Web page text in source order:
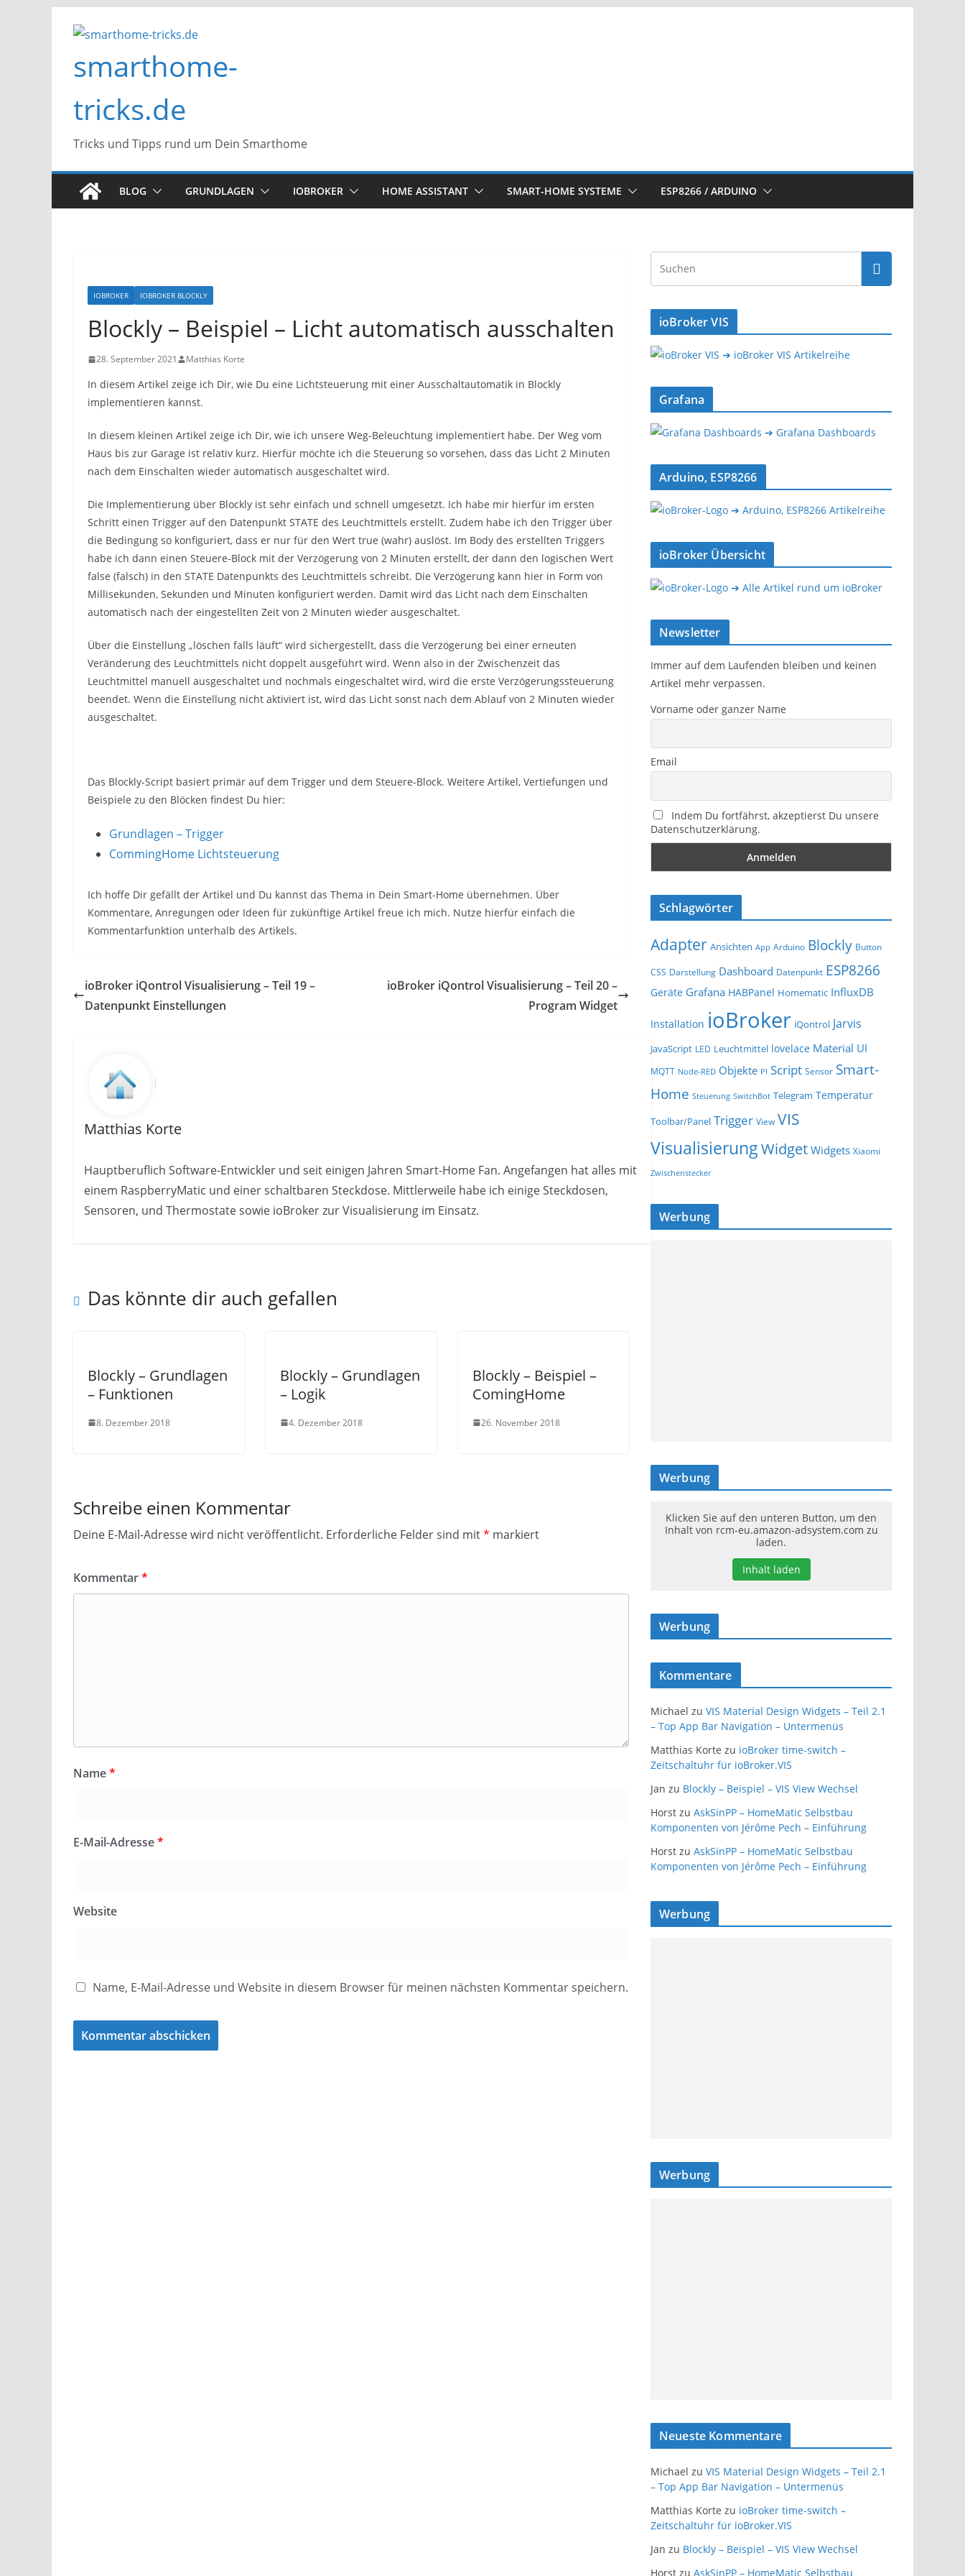
Inhalt
smarthome-
tricks.de
Tricks und Tipps rund um Dein Smarthome
BLOG GRUNDLAGEN IOBROKER HOME ASSISTANT SMART-HOME SYSTEME ESP8266 / ARDUINO
IOBROKER IOBROKER BLOCKLY
Blockly – Beispiel – Licht automatisch ausschalten
28. September 2021 Matthias Korte
In diesem Artikel zeige ich Dir, wie Du eine Lichtsteuerung mit einer Ausschaltautomatik in Blockly
implementieren kannst.
In diesem kleinen Artikel zeige ich Dir, wie ich unsere Weg-Beleuchtung implementiert habe. Der Weg vom
Haus bis zur Garage ist relativ kurz. Hierfür möchte ich die Steuerung so vorsehen, dass das Licht 2 Minuten
nach dem Einschalten wieder automatisch ausgeschaltet wird.
Die Implementierung über Blockly ist sehr einfach und schnell umgesetzt. Ich habe mir hierfür im ersten
Schritt einen Trigger auf den Datenpunkt STATE des Leuchtmittels erstellt. Zudem habe ich den Trigger über
die Bedingung so konfiguriert, dass er nur für den Wert true (wahr) auslöst. Im Body des erstellten Triggers
habe ich dann einen Steuere-Block mit der Verzögerung von 2 Minuten erstellt, der dann den logischen Wert
false (falsch) in den STATE Datenpunkts des Leuchtmittels schreibt. Die Verzögerung kann hier in Form von
Millisekunden, Sekunden und Minuten konfiguriert werden. Damit wird das Licht nach dem Einschalten
automatisch nach der eingestellten Zeit von 2 Minuten wieder ausgeschaltet.
Über die Einstellung „löschen falls läuft“ wird sichergestellt, dass die Verzögerung bei einer erneuten
Veränderung des Leuchtmittels nicht doppelt ausgeführt wird. Wenn also in der Zwischenzeit das
Leuchtmittel manuell ausgeschaltet und nochmals eingeschaltet wird, wird die erste Verzögerungssteuerung
beendet. Wenn die Einstellung nicht aktiviert ist, wird das Licht sonst nach dem Ablauf von 2 Minuten wieder
ausgeschaltet.
Das Blockly-Script basiert primär auf dem Trigger und dem Steuere-Block. Weitere Artikel, Vertiefungen und
Beispiele zu den Blöcken findest Du hier:
Grundlagen – Trigger
CommingHome Lichtsteuerung
Ich hoffe Dir gefällt der Artikel und Du kannst das Thema in Dein Smart-Home übernehmen. Über
Kommentare, Anregungen oder Ideen für zukünftige Artikel freue ich mich. Nutze hierfür einfach die
Kommentarfunktion unterhalb des Artikels.
ioBroker iQontrol Visualisierung – Teil 19 –
Datenpunkt Einstellungen
ioBroker iQontrol Visualisierung – Teil 20 –
Program Widget
Matthias Korte
Hauptberuflich Software-Entwickler und seit einigen Jahren Smart-Home Fan. Angefangen hat alles mit
einem RaspberryMatic und einer schaltbaren Steckdose. Mittlerweile habe ich einige Steckdosen,
Sensoren, und Thermostate sowie ioBroker zur Visualisierung im Einsatz.
Das könnte dir auch gefallen
Blockly – Grundlagen
– Funktionen
8. Dezember 2018
Blockly – Grundlagen
– Logik
4. Dezember 2018
Blockly – Beispiel –
ComingHome
26. November 2018
Schreibe einen Kommentar
Deine E-Mail-Adresse wird nicht veröffentlicht. Erforderliche Felder sind mit* markiert
Kommentar*
Name*
E-Mail-Adresse*
Website
Name, E-Mail-Adresse und Website in diesem Browser für meinen nächsten Kommentar speichern.
ioBroker VIS
➔ ioBroker VIS Artikelreihe
Grafana
➔ Grafana Dashboards
Arduino, ESP8266
➔ Arduino, ESP8266 Artikelreihe
ioBroker Übersicht
➔ Alle Artikel rund um ioBroker
Newsletter
Immer auf dem Laufenden bleiben und keinen
Artikel mehr verpassen.
Vorname oder ganzer Name
Email
Indem Du fortfährst, akzeptierst Du unsere
Datenschutzerklärung.
Schlagwörter
Adapter Ansichten App Arduino Blockly Button
CSS Darstellung Dashboard Datenpunkt ESP8266
Geräte Grafana HABPanel Homematic InfluxDB
Installation ioBroker iQontrol Jarvis
JavaScript LED Leuchtmittel lovelace Material UI
MQTT Node-RED Objekte PI Script Sensor Smart-
Home Steuerung SwitchBot Telegram Temperatur
Toolbar/Panel Trigger View VIS
VisualisierungWidget Widgets Xiaomi
Zwischenstecker
Werbung
Werbung
Klicken Sie auf den unteren Button, um den
Inhalt von rcm-eu.amazon-adsystem.com zu
laden.
Inhalt laden
Werbung
Kommentare
Michael zu VIS Material Design Widgets – Teil 2.1
– Top App Bar Navigation – Untermenüs
Matthias Korte zu ioBroker time-switch –
Zeitschaltuhr für ioBroker.VIS
Jan zu Blockly – Beispiel – VIS View Wechsel
Horst zu AskSinPP – HomeMatic Selbstbau
Komponenten von Jérôme Pech – Einführung
Horst zu AskSinPP – HomeMatic Selbstbau
Komponenten von Jérôme Pech – Einführung
Werbung
Werbung
Neueste Kommentare
Michael zu VIS Material Design Widgets – Teil 2.1
– Top App Bar Navigation – Untermenüs
Matthias Korte zu ioBroker time-switch –
Zeitschaltuhr für ioBroker.VIS
Jan zu Blockly – Beispiel – VIS View Wechsel
Horst zu AskSinPP – HomeMatic Selbstbau